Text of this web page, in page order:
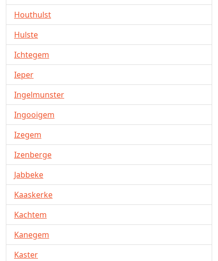
Houthulst
Hulste
Ichtegem
Ieper
Ingelmunster
Ingooigem
Izegem
Izenberge
Jabbeke
Kaaskerke
Kachtem
Kanegem
Kaster